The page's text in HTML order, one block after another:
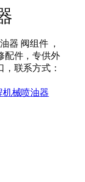
器 阀组件 ，
配件，专供外
联系方式：
机械喷油器